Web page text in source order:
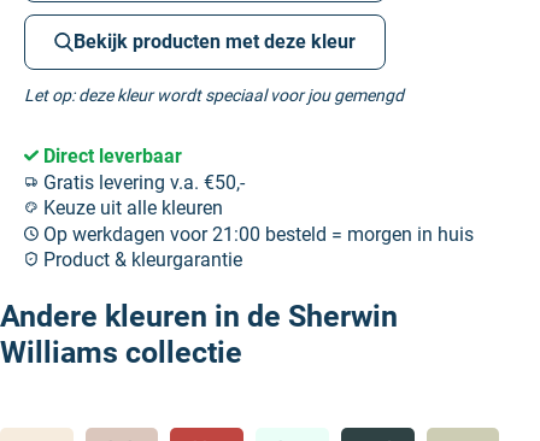
Bekijk producten met deze kleur
Let op: deze kleur wordt speciaal voor jou gemengd
Direct leverbaar
Gratis levering v.a. €50,-
Keuze uit alle kleuren
Op werkdagen voor 21:00 besteld = morgen in huis
Product & kleurgarantie
Andere kleuren in de Sherwin
Williams collectie